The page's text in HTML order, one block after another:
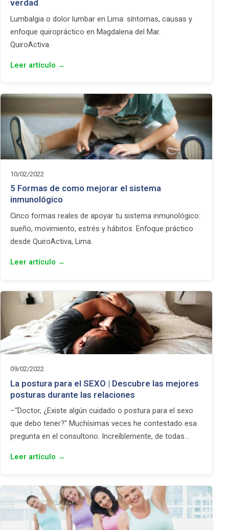
verdad
Lumbalgia o dolor lumbar en Lima: síntomas, causas y
enfoque quiropráctico en Magdalena del Mar.
QuiroActiva.
Leer artículo →
10/02/2022
5 Formas de como mejorar el sistema
inmunológico
Cinco formas reales de apoyar tu sistema inmunológico:
sueño, movimiento, estrés y hábitos. Enfoque práctico
desde QuiroActiva, Lima.
Leer artículo →
09/02/2022
La postura para el SEXO | Descubre las mejores
posturas durante las relaciones
–“Doctor, ¿Existe algún cuidado o postura para el sexo
que debo tener?” Muchísimas veces he contestado esa
pregunta en el consultorio. Increíblemente, de todas…
Leer artículo →